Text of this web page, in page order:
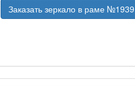
Заказать зеркало в раме №1939